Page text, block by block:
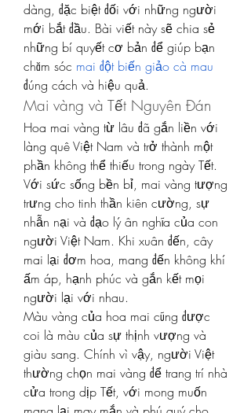
dàng, đặc biệt đối với những người
mới bắt đầu. Bài viết này sẽ chia sẻ
những bí quyết cơ bản để giúp bạn
chăm sóc mai đột biến giảo cà mau
đúng cách và hiệu quả.
Mai vàng và Tết Nguyên Đán
Hoa mai vàng từ lâu đã gắn liền với
làng quê Việt Nam và trở thành một
phần không thể thiếu trong ngày Tết.
Với sức sống bền bỉ, mai vàng tượng
trưng cho tinh thần kiên cường, sự
nhẫn nại và đạo lý ân nghĩa của con
người Việt Nam. Khi xuân đến, cây
mai lại đơm hoa, mang đến không khí
ấm áp, hạnh phúc và gắn kết mọi
người lại với nhau.
Màu vàng của hoa mai cũng được
coi là màu của sự thịnh vượng và
giàu sang. Chính vì vậy, người Việt
thường chọn mai vàng để trang trí nhà
cửa trong dịp Tết, với mong muốn